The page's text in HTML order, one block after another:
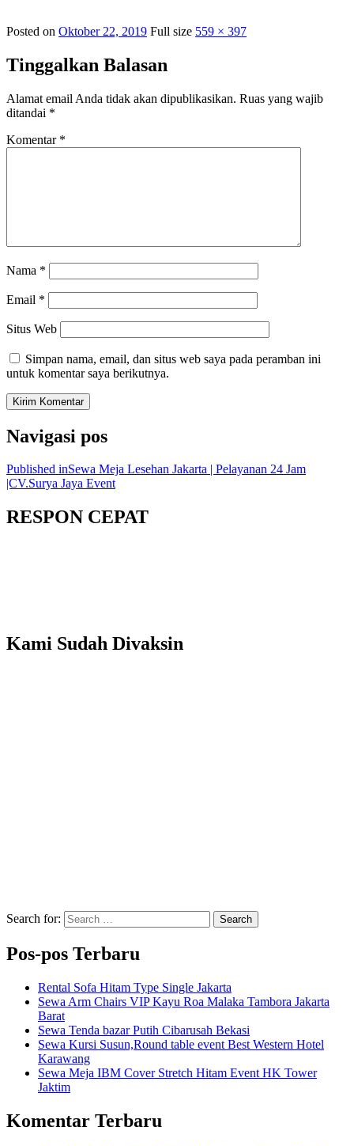
Posted on Oktober 22, 2019 Full size 559 × 397
Tinggalkan Balasan
Alamat email Anda tidak akan dipublikasikan. Ruas yang wajib
ditandai *
Komentar *
Nama *
Email *
Situs Web
Simpan nama, email, dan situs web saya pada peramban ini
untuk komentar saya berikutnya.
Navigasi pos
Published inSewa Meja Lesehan Jakarta | Pelayanan 24 Jam
|CV.Surya Jaya Event
RESPON CEPAT
Kami Sudah Divaksin
Search for: Search
Pos-pos Terbaru
Rental Sofa Hitam Type Single Jakarta
Sewa Arm Chairs VIP Kayu Roa Malaka Tambora Jakarta
Barat
Sewa Tenda bazar Putih Cibarusah Bekasi
Sewa Kursi Susun,Round table event Best Western Hotel
Karawang
Sewa Meja IBM Cover Stretch Hitam Event HK Tower
Jaktim
Komentar Terbaru